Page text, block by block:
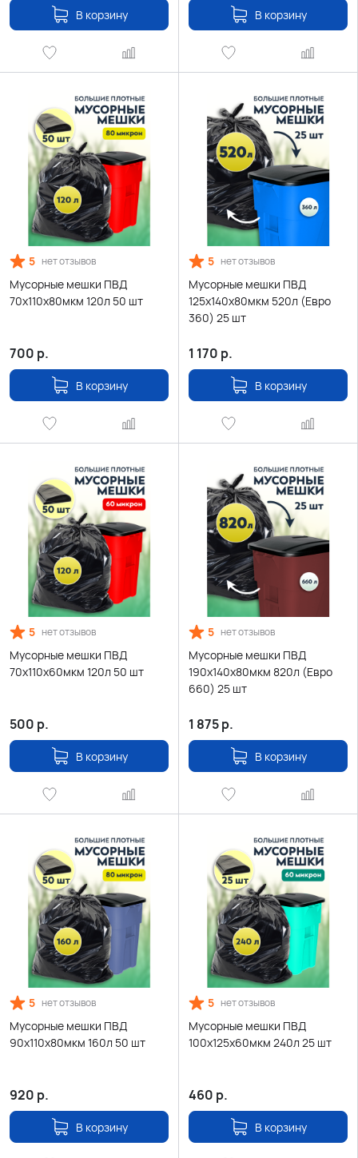
В корзину В корзину
5 нет отзывов
Мусорные мешки ПВД
70х110х80мкм 120л 50 шт
700 р.
В корзину
5 нет отзывов
Мусорные мешки ПВД
125х140х80мкм 520л (Евро
360) 25 шт
1 170 р.
В корзину
5 нет отзывов
Мусорные мешки ПВД
70х110х60мкм 120л 50 шт
500 р.
В корзину
5 нет отзывов
Мусорные мешки ПВД
190х140х80мкм 820л (Евро
660) 25 шт
1 875р.
В корзину
5 нет отзывов
Мусорные мешки ПВД
90х110х80мкм 160л 50 шт
920 р.
В корзину
5 нет отзывов
Мусорные мешки ПВД
100х125х60мкм 240л 25 шт
460 р.
В корзину